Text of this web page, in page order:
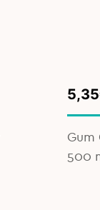
5,35
Gum
500